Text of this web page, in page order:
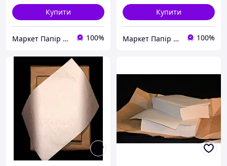
Купити
Маркет Папір та Іграшки 100%
Купити
Маркет Папір та Іграшки 100%